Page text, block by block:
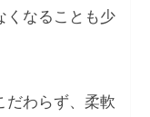
くなることも少
だわらず、柔軟